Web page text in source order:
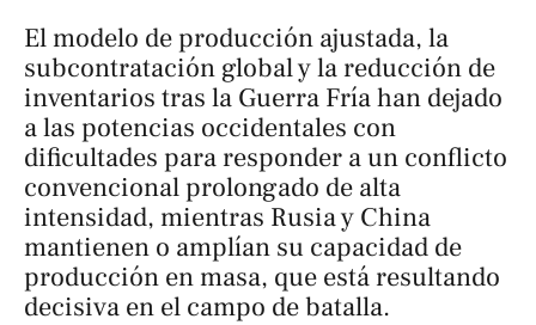
El modelo de producción ajustada, la
subcontratación global y la reducción de
inventarios tras la Guerra Fría han dejado
a las potencias occidentales con
dificultades para responder a un conflicto
convencional prolongado de alta
intensidad, mientras Rusia y China
mantienen o amplían su capacidad de
producción en masa, que está resultando
decisiva en el campo de batalla.